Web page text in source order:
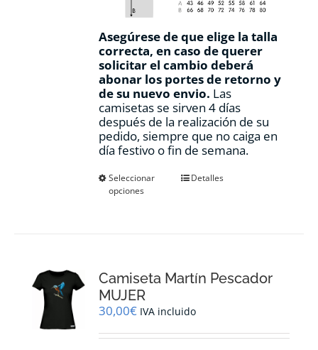
Asegúrese de que elige la talla
correcta, en caso de querer
solicitar el cambio deberá
abonar los portes de retorno y
de su nuevo envio. Las
camisetas se sirven 4 días
después de la realización de su
pedido, siempre que no caiga en
día festivo o fin de semana.
Seleccionar
opciones
Este
se
elegir
en
la
Detalles
Camiseta Martín Pescador
MUJER
30,00€ IVA incluido